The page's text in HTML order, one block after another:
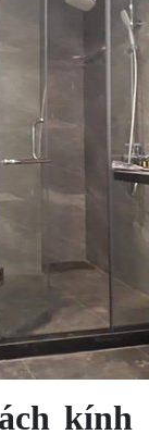
kính